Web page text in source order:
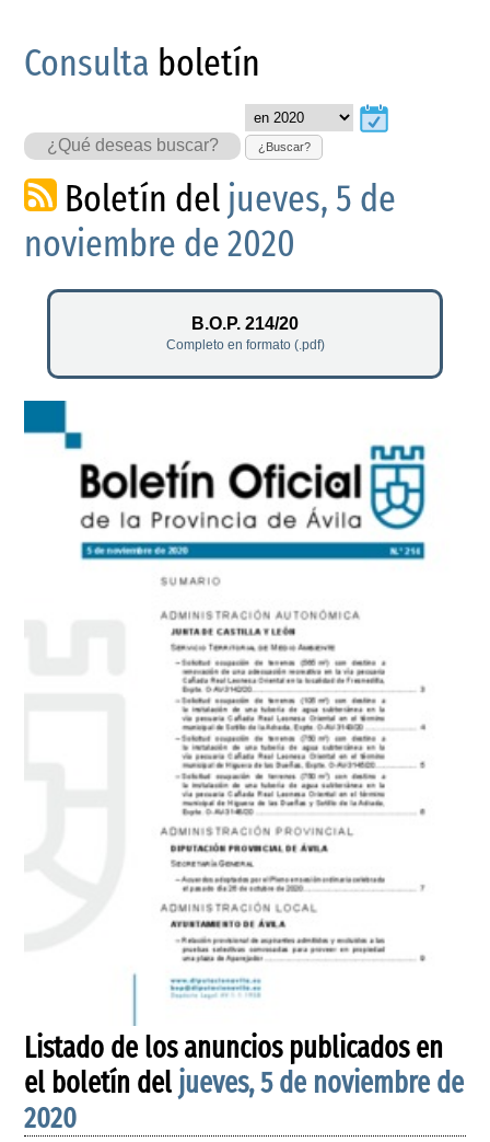
Consulta boletín
¿Buscar?
Boletín del jueves, 5 de
noviembre de 2020
B.O.P. 214/20
Completo en formato (.pdf)
Listado de los anuncios publicados en
el boletín del jueves, 5 de noviembre de
2020